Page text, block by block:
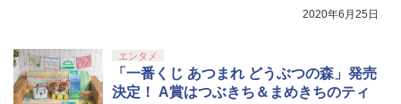
2020年6月25日
エンタメ
「一番くじ あつまれ どうぶつの森」発売
決定！ A賞はつぶきち＆まめきちのティ